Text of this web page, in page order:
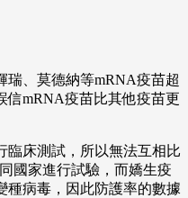
瑞、莫德納等mRNA疫苗超
信mRNA疫苗比其他疫苗更
臨床測試，所以無法互相比
國家進行試驗，而嬌生疫
種病毒，因此防護率的數據